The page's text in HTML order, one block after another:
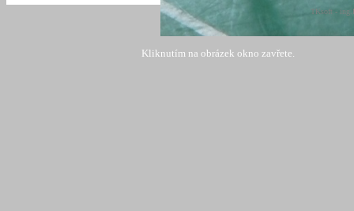
Kliknutím na obrázek okno zavřete.
TKsoft -